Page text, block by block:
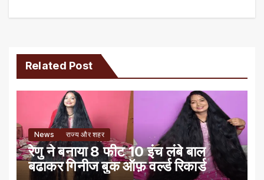
Related Post
News राज्य और शहर
रेणु ने बनाया 8 फीट 10 इंच लंबे बाल
बढाकर गिनीज बुक ऑफ़ वर्ल्ड रिकार्ड